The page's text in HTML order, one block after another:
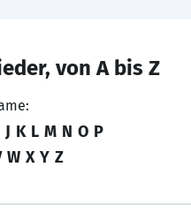
von A bis Z
J K L M N O P
W X Y Z